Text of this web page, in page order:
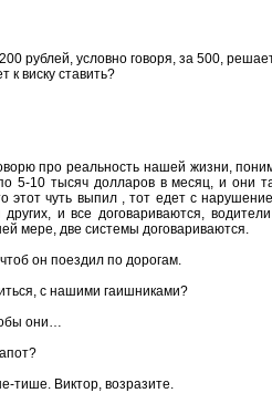
рублей, условно говоря, за 500,
к виску ставить?
про реальность нашей жизни,
5-10 тысяч долларов в месяц, и они
этот чуть выпил , тот едет с
и все договариваются,
мере, две системы договариваются.
он поездил по дорогам.
с нашими гаишниками?
они…
тише. Виктор, возразите.